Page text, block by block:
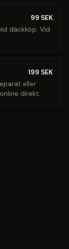
99 SEK
däckköp. Vid
199 SEK
eller
direkt.